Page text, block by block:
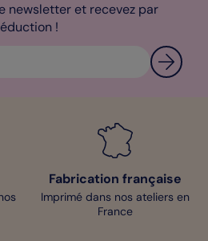
newsletter et recevez par
!
Fabrication française
Imprimé dans nos ateliers en
France